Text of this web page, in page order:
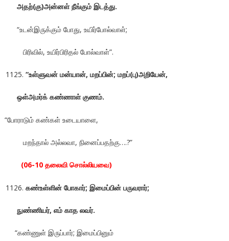
அதற்(கு)அன்னள் நீங்கும் இடத்து.
“உடன்இருக்கும் போது, உயிர்போல்வாள்;
பிரிவில், உயிர்பிரிதல் போல்வாள்”.
“உள்ளுவன் மன்யான், மறப்பின்; மறப்(பு)அறியேன்,
ஒள்அமர்க் கண்ணாள் குணம்.
“போராடும் கண்கள் உடையாளை,
மறந்தால் அல்லவா, நினைப்பதற்கு….?”
(06-10 தலைவி சொல்லியவை)
கண்உள்ளின் போகார்; இமைப்பின் பருவரார்;
நுண்ணியர், எம் காத லவர்.
“கண்ணுள் இருப்பார்; இமைப்பினும்